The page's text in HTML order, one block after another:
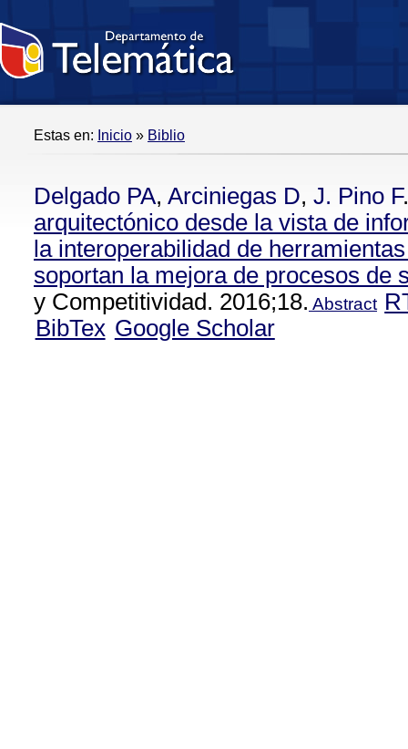
Estas en: Inicio » Biblio
Delgado PA, Arciniegas D, J. Pino F.
arquitectónico desde la vista de
la interoperabilidad de
soportan la mejora de procesos de
y Competitividad. 2016;18. Abstract
BibTex Google Scholar